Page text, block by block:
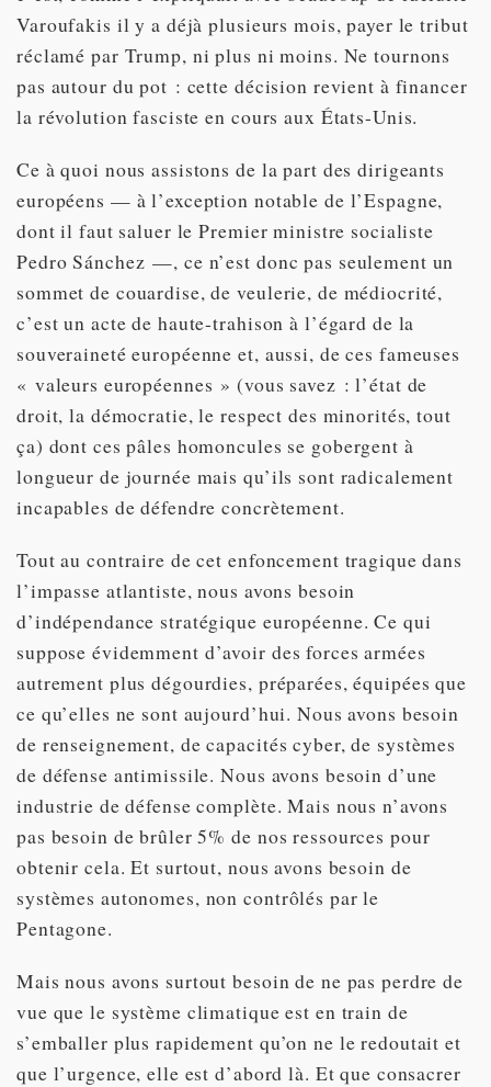
Varoufakis il y a déjà plusieurs mois, payer le tribut
réclamé par Trump, ni plus ni moins. Ne tournons
pas autour du pot : cette décision revient à financer
la révolution fasciste en cours aux États-Unis.
Ce à quoi nous assistons de la part des dirigeants
européens — à l’exception notable de l’Espagne,
dont il faut saluer le Premier ministre socialiste
Pedro Sánchez —, ce n’est donc pas seulement un
sommet de couardise, de veulerie, de médiocrité,
c’est un acte de haute-trahison à l’égard de la
souveraineté européenne et, aussi, de ces fameuses
« valeurs européennes » (vous savez : l’état de
droit, la démocratie, le respect des minorités, tout
ça) dont ces pâles homoncules se gobergent à
longueur de journée mais qu’ils sont radicalement
incapables de défendre concrètement.
Tout au contraire de cet enfoncement tragique dans
l’impasse atlantiste, nous avons besoin
d’indépendance stratégique européenne. Ce qui
suppose évidemment d’avoir des forces armées
autrement plus dégourdies, préparées, équipées que
ce qu’elles ne sont aujourd’hui. Nous avons besoin
de renseignement, de capacités cyber, de systèmes
de défense antimissile. Nous avons besoin d’une
industrie de défense complète. Mais nous n’avons
pas besoin de brûler 5% de nos ressources pour
obtenir cela. Et surtout, nous avons besoin de
systèmes autonomes, non contrôlés par le
Pentagone.
Mais nous avons surtout besoin de ne pas perdre de
vue que le système climatique est en train de
s’emballer plus rapidement qu’on ne le redoutait et
que l’urgence, elle est d’abord là. Et que consacrer